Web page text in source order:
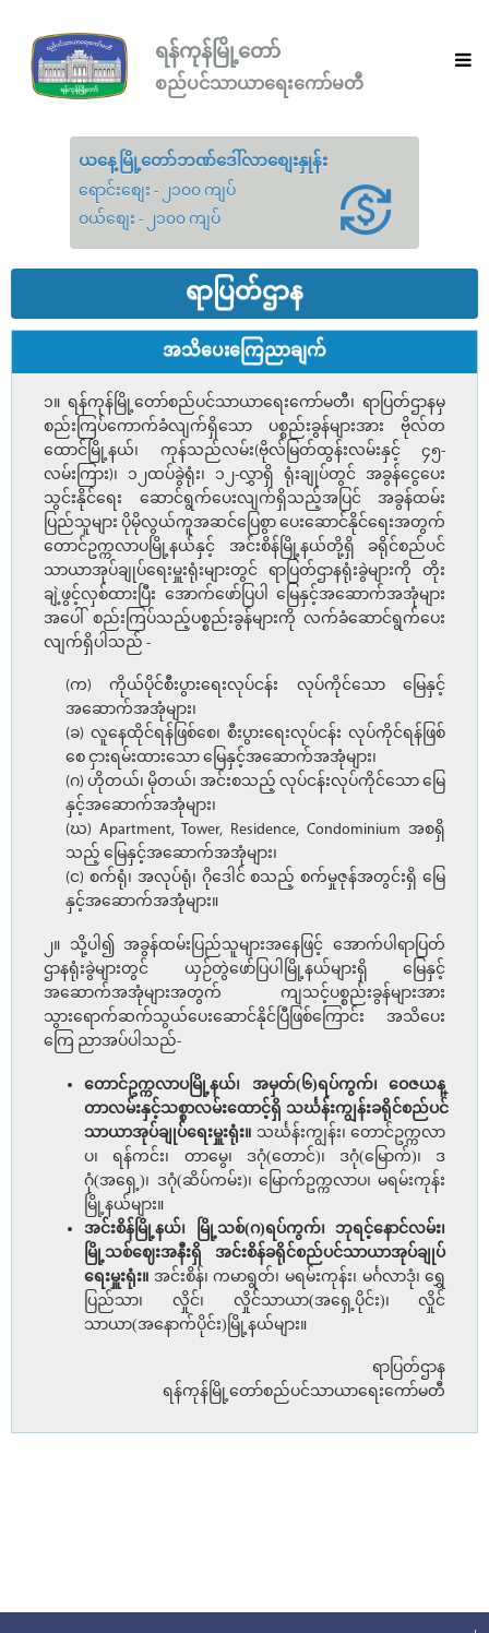
ရန်ကုန်မြို့တော်
စည်ပင်သာယာရေးကော်မတီ
ယနေ့မြို့တော်ဘဏ်ဒေါ်လာစျေးနှုန်း
ရောင်းစျေး - ၂၁၀၀ ကျပ်
ဝယ်စျေး - ၂၁၀၀ ကျပ်
ရာပြတ်ဌာန
အသိပေးကြေညာချက်
၁။ ရန်ကုန်မြို့တော်စည်ပင်သာယာရေးကော်မတီ၊ ရာပြတ်ဌာနမှ
စည်းကြပ်ကောက်ခံလျက်ရှိသော ပစ္စည်းခွန်များအား ဗိုလ်တ
ထောင်မြို့နယ်၊ ကုန်သည်လမ်း(ဗိုလ်မြတ်ထွန်းလမ်းနှင့် ၄၅-
လမ်းကြား)၊ ၁၂ထပ်ခွဲရုံး၊ ၁၂-လွှာရှိ ရုံးချုပ်တွင် အခွန်ငွေပေး
သွင်းနိုင်ရေး ဆောင်ရွက်ပေးလျက်ရှိသည့်အပြင် အခွန်ထမ်း
ပြည်သူများ ပိုမိုလွယ်ကူအဆင်ပြေစွာ ပေးဆောင်နိုင်ရေးအတွက်
တောင်ဥက္ကလာပမြို့နယ်နှင့် အင်းစိန်မြို့နယ်တို့ရှိ ခရိုင်စည်ပင်
သာယာအုပ်ချုပ်ရေးမှူးရုံးများတွင် ရာပြတ်ဌာနရုံးခွဲများကို တိုး
ချဲ့ဖွင့်လှစ်ထားပြီး အောက်ဖော်ပြပါ မြေနှင့်အဆောက်အအုံများ
အပေါ် စည်းကြပ်သည့်ပစ္စည်းခွန်များကို လက်ခံဆောင်ရွက်ပေး
လျက်ရှိပါသည် -
(က) ကိုယ်ပိုင်စီးပွားရေးလုပ်ငန်း လုပ်ကိုင်သော မြေနှင့်
အဆောက်အအုံများ၊
(ခ) လူနေထိုင်ရန်ဖြစ်စေ၊ စီးပွားရေးလုပ်ငန်း လုပ်ကိုင်ရန်ဖြစ်
စေ ငှားရမ်းထားသော မြေနှင့်အဆောက်အအုံများ၊
(ဂ) ဟိုတယ်၊ မိုတယ်၊ အင်းစသည့် လုပ်ငန်းလုပ်ကိုင်သော မြေ
နှင့်အဆောက်အအုံများ၊
(ဃ) Apartment, Tower, Residence, Condominium အစရှိ
သည့် မြေနှင့်အဆောက်အအုံများ၊
(င) စက်ရုံ၊ အလုပ်ရုံ၊ ဂိုဒေါင် စသည့် စက်မှုဇုန်အတွင်းရှိ မြေ
နှင့်အဆောက်အအုံများ။
၂။ သို့ပါ၍ အခွန်ထမ်းပြည်သူများအနေဖြင့် အောက်ပါရာပြတ်
ဌာနရုံးခွဲများတွင် ယှဉ်တွဲဖော်ပြပါမြို့နယ်များရှိ မြေနှင့်
အဆောက်အအုံများအတွက် ကျသင့်ပစ္စည်းခွန်များအား
သွားရောက်ဆက်သွယ်ပေးဆောင်နိုင်ပြီဖြစ်ကြောင်း အသိပေး
ကြေ ညာအပ်ပါသည်-
တောင်ဥက္ကလာပမြို့နယ်၊ အမှတ်(၆)ရပ်ကွက်၊ ဝေဇယန္
တာလမ်းနှင့်သစ္စာလမ်းထောင့်ရှိ သင်္ဃန်းကျွန်းခရိုင်စည်ပင်
သာယာအုပ်ချုပ်ရေးမှူးရုံး။ သင်္ဃန်းကျွန်း၊ တောင်ဥက္ကလာ
ပ၊ ရန်ကင်း၊ တာမွေ၊ ဒဂုံ(တောင်)၊ ဒဂုံ(မြောက်)၊ ဒ
ဂုံ(အရှေ့)၊ ဒဂုံ(ဆိပ်ကမ်း)၊ မြောက်ဥက္ကလာပ၊ မရမ်းကုန်း
မြို့နယ်များ။
အင်းစိန်မြို့နယ်၊ မြို့သစ်(ဂ)ရပ်ကွက်၊ ဘုရင့်နောင်လမ်း၊
မြို့သစ်ဈေးအနီးရှိ အင်းစိန်ခရိုင်စည်ပင်သာယာအုပ်ချုပ်
ရေးမှူးရုံး။ အင်းစိန်၊ ကမာရွတ်၊ မရမ်းကုန်း၊ မင်္ဂလာဒုံ၊ ရွှေ
ပြည်သာ၊ လှိုင်၊ လှိုင်သာယာ(အရှေ့ပိုင်း)၊ လှိုင်
သာယာ(အနောက်ပိုင်း)မြို့နယ်များ။
ရာပြတ်ဌာန
ရန်ကုန်မြို့တော်စည်ပင်သာယာရေးကော်မတီ